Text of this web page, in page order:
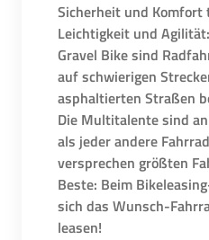
Sicherheit und
Leichtigkeit und
Gravel Bike sind
auf schwierigen
asphaltierten Straßen
Die Multitalente sind
als jeder andere
versprechen größten
Beste: Beim
sich das Wunsch-
leasen!